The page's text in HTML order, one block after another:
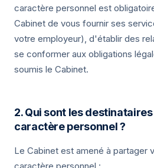
caractère personnel est
Cabinet de vous fournir ses
votre employeur), d'établir des
se conformer aux obligations
soumis le Cabinet.
2. Qui sont les
caractère personnel ?
Le Cabinet est amené à partager